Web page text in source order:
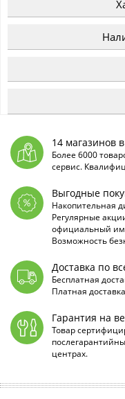
14 магазинов
Более 6000
сервис.
Выгодные
Накопительная
Регулярные
официальный
Возможность
Доставка по
Бесплатная
Платная
Гарантия на
Товар
центрах.